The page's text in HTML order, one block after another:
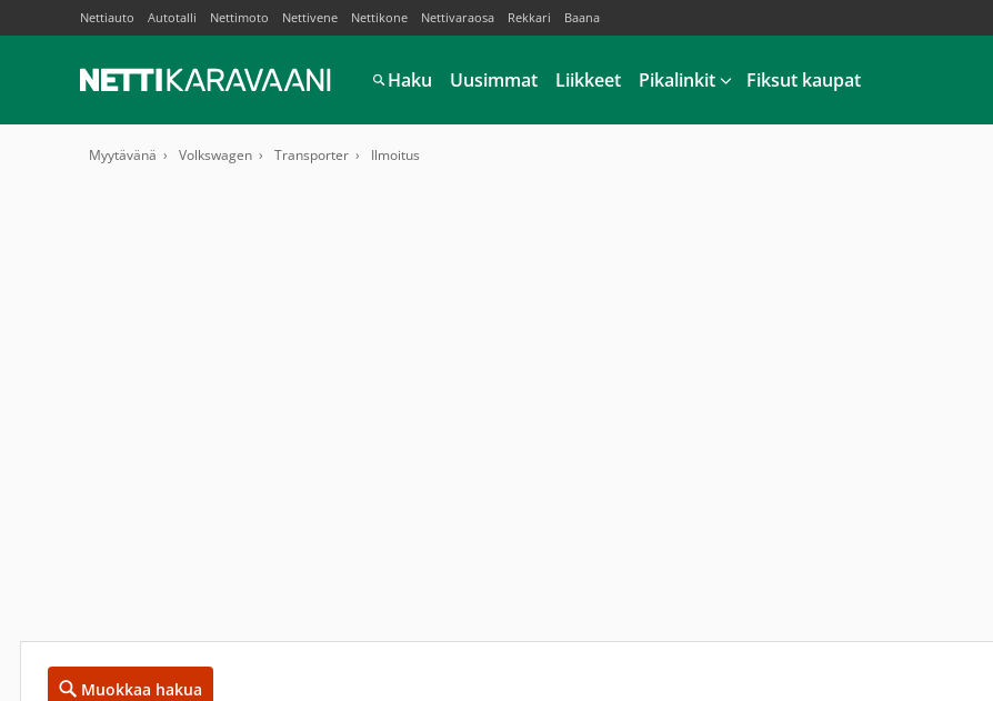
Nettiauto Autotalli Nettimoto Nettivene Nettikone Nettivaraosa Rekkari Baana
Haku Uusimmat Liikkeet Pikalinkit Fiksut kaupat
Myytävänä Volkswagen Transporter Ilmoitus
Muokkaa hakua